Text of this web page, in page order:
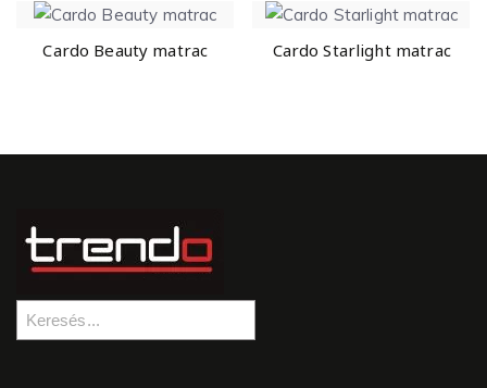
Cardo Beauty matrac Cardo Starlight matrac